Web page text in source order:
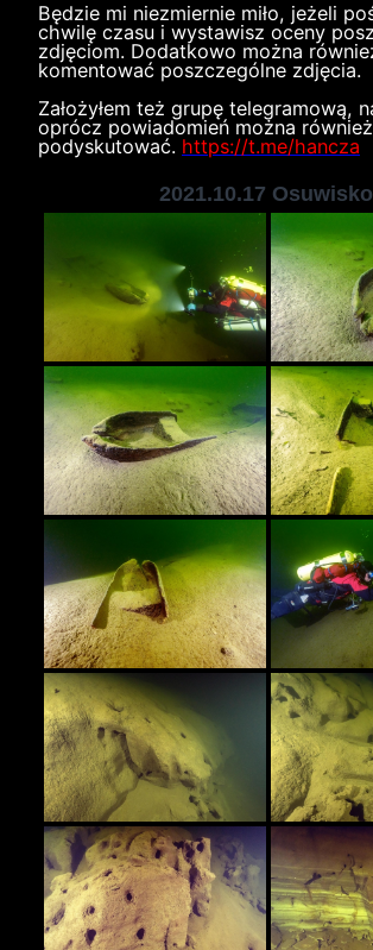
Będzie mi niezmiernie miło, jeżeli
chwilę czasu i wystawisz oceny
zdjęciom. Dodatkowo można
komentować poszczególne zdjęcia.
Założyłem też grupę telegramową,
oprócz powiadomień można również
podyskutować. https://t.me/hancza
2021.10.17 Osuwisko